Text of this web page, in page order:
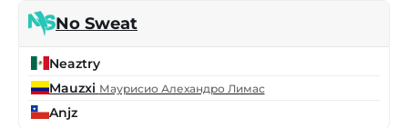
No Sweat
Neaztry
Mauzxi Маурисио Алехандро Лимас
Anjz